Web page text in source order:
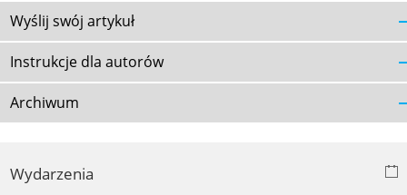
Wyślij swój artykuł
Instrukcje dla autorów
Archiwum
Wydarzenia